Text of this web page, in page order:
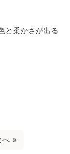
と柔かさが出る
へ »